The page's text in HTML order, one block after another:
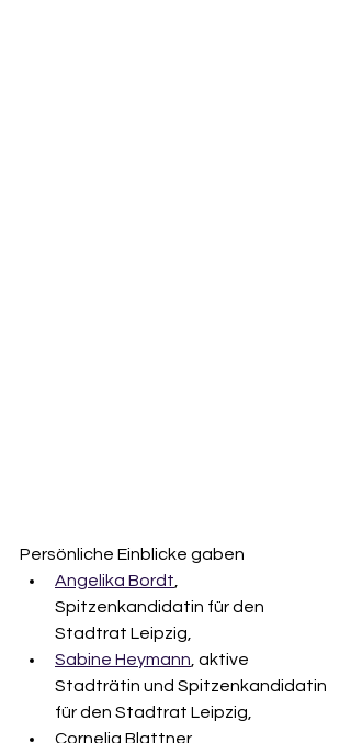
Persönliche Einblicke gaben
Angelika Bordt
Spitzenkandidatin für den
Stadtrat Leipzig,
Sabine Heymann , aktive
Stadträtin und Spitzenkandidatin
für den Stadtrat Leipzig,
Cornelia Blattner,